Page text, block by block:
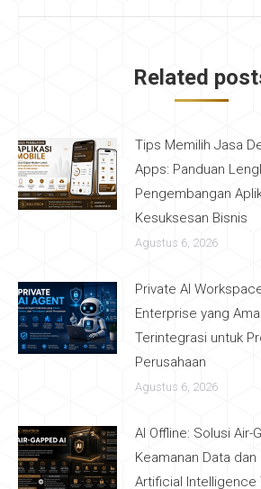
Post
Related
Tips Memilih Jasa
Apps: Panduan
Pengembangan
Kesuksesan Bisnis
Agustus 6, 2026
Private AI
Enterprise yang
Terintegrasi untuk
Perusahaan
Agustus 6, 2026
AI Offline: Solusi Air-
Keamanan Data
Artificial Intelligence